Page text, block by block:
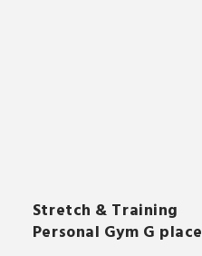
Stretch & Training
Personal Gym G place